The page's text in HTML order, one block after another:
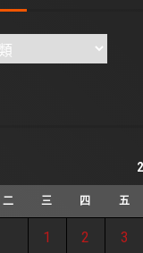
二 三 四 五
1 2 3